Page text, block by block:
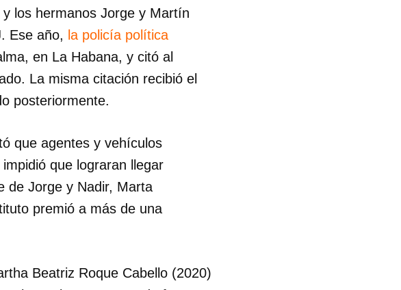
los hermanos Jorge y Martín
Ese año, la policía política
en La Habana, y citó al
La misma citación recibió el
posteriormente.
que agentes y vehículos
que lograran llegar
de Jorge y Nadir, Marta
premió a más de una
Beatriz Roque Cabello (2020)